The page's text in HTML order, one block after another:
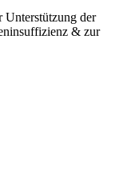
der
& zur